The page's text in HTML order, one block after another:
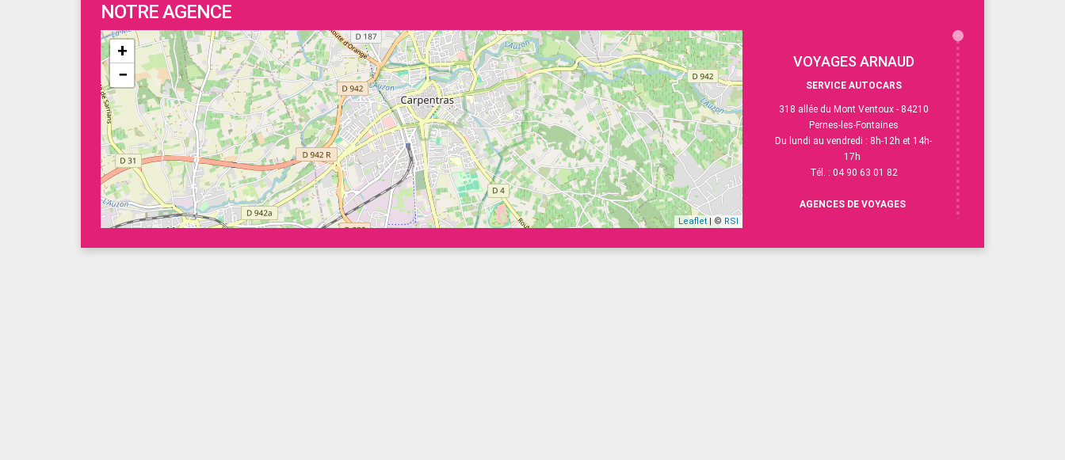
NOTRE AGENCE
+
−
Leaflet| © RSI
VOYAGES ARNAUD
SERVICE AUTOCARS
318 allée du Mont Ventoux - 84210
Pernes-les-Fontaines
Du lundi au vendredi : 8h-12h et 14h-
17h
Tél. : 04 90 63 01 82
AGENCES DE VOYAGES